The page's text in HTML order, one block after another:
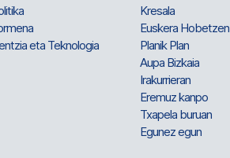
eta Teknologia
Kresala
Euskera Hobetzen
Planik Plan
Aupa Bizkaia
Irakurrieran
Eremuz kanpo
Txapela buruan
Egunez egun